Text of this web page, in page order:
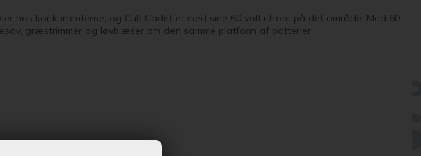
hos konkurrenterne, og Cub Cadet er med sine 60 volt i front på det område. Med 60
græstrimmer og løvblæser om den samme platform af batterier.